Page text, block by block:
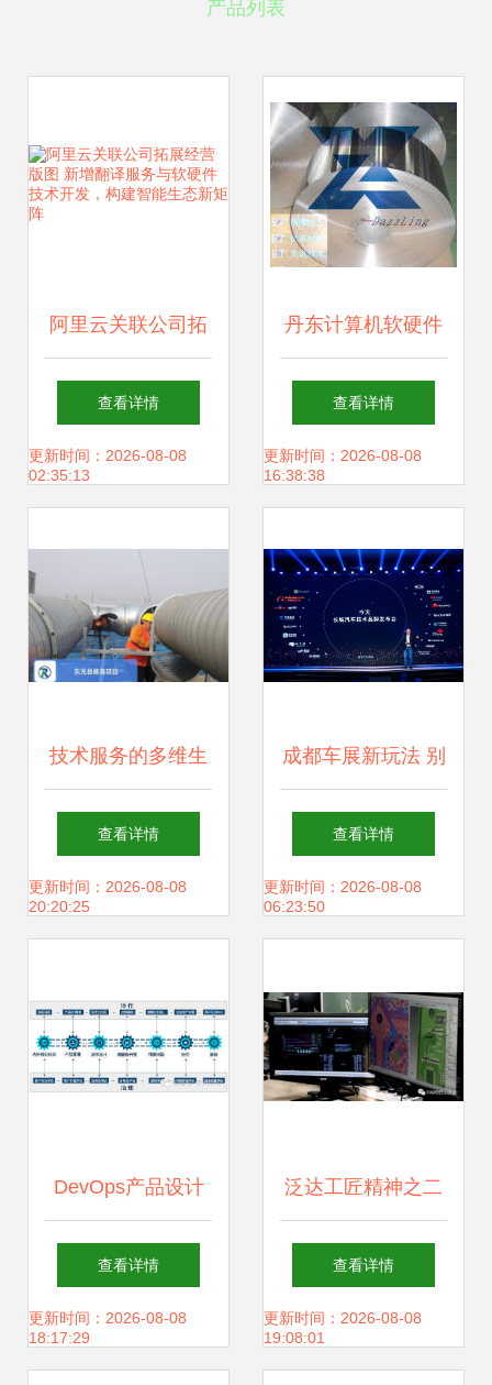
产品列表
阿里云关联公司拓
展经营版图 新增翻
译服务与软硬件技
生态新矩阵
查看详情
更新时间：2026-08-08
02:35:13
丹东计算机软硬件
技术开发 驱动数字
化转型的核心引擎
查看详情
更新时间：2026-08-08
16:38:38
技术服务的多维生
态 上海互联网销售
与软硬件开发的法
查看详情
更新时间：2026-08-08
20:20:25
成都车展新玩法 别
只看豪车，快来玩
转2021款哈弗
技
查看详情
更新时间：2026-08-08
06:23:50
DevOps产品设计
与研发中，我曾犯
过的6个错误
查看详情
更新时间：2026-08-08
18:17:29
泛达工匠精神之二
产品研发
查看详情
更新时间：2026-08-08
19:08:01